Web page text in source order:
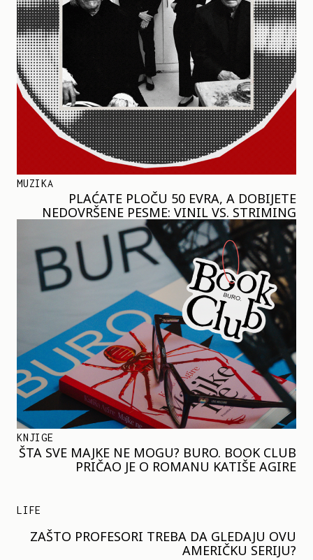
MUZIKA
PLAĆATE PLOČU 50 EVRA, A DOBIJETE
NEDOVRŠENE PESME: VINIL VS. STRIMING
KNJIGE
ŠTA SVE MAJKE NE MOGU? BURO. BOOK CLUB
PRIČAO JE O ROMANU KATIŠE AGIRE
LIFE
ZAŠTO PROFESORI TREBA DA GLEDAJU OVU
AMERIČKU SERIJU?